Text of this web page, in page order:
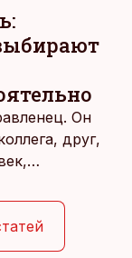
кинотеатре
Он
друг,
время